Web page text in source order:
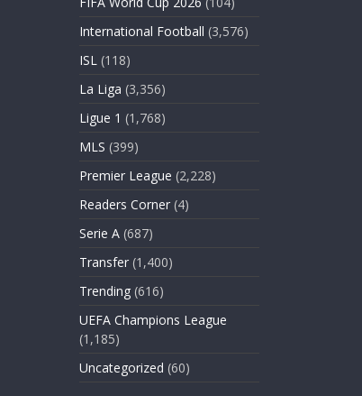
International Football (3,576)
ISL (118)
La Liga (3,356)
Ligue 1 (1,768)
MLS (399)
Premier League (2,228)
Readers Corner (4)
Serie A (687)
Transfer (1,400)
Trending (616)
UEFA Champions League
(1,185)
Uncategorized (60)